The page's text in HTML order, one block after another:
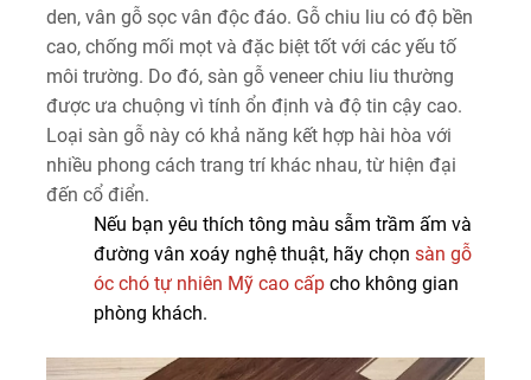
den, vân gỗ sọc vân độc đáo. Gỗ chiu liu có độ bền
cao, chống mối mọt và đặc biệt tốt với các yếu tố
môi trường. Do đó, sàn gỗ veneer chiu liu thường
được ưa chuộng vì tính ổn định và độ tin cậy cao.
Loại sàn gỗ này có khả năng kết hợp hài hòa với
nhiều phong cách trang trí khác nhau, từ hiện đại
đến cổ điển.
Nếu bạn yêu thích tông màu sẫm trầm ấm và
đường vân xoáy nghệ thuật, hãy chọn sàn gỗ
óc chó tự nhiên Mỹ cao cấp cho không gian
phòng khách.